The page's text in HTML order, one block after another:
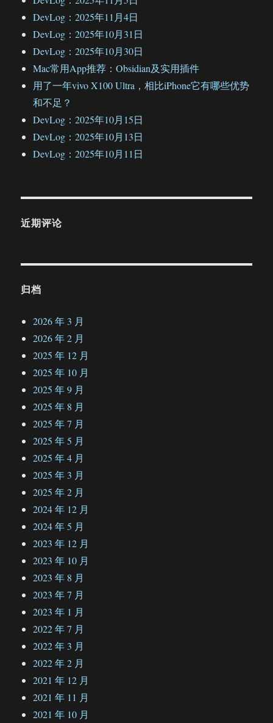
DevLog：2025年11月4日
DevLog：2025年10月31日
DevLog：2025年10月30日
Mac常用App推荐：Obsidian及实用插件
用了一年vivo X100 Ultra，相比iPhone它有哪些优势
和不足？
DevLog：2025年10月15日
DevLog：2025年10月13日
DevLog：2025年10月11日
近期评论
归档
2026 年 3 月
2026 年 2 月
2025 年 12 月
2025 年 10 月
2025 年 9 月
2025 年 8 月
2025 年 7 月
2025 年 5 月
2025 年 4 月
2025 年 3 月
2025 年 2 月
2024 年 12 月
2024 年 5 月
2023 年 12 月
2023 年 10 月
2023 年 8 月
2023 年 7 月
2023 年 1 月
2022 年 7 月
2022 年 3 月
2022 年 2 月
2021 年 12 月
2021 年 11 月
2021 年 10 月